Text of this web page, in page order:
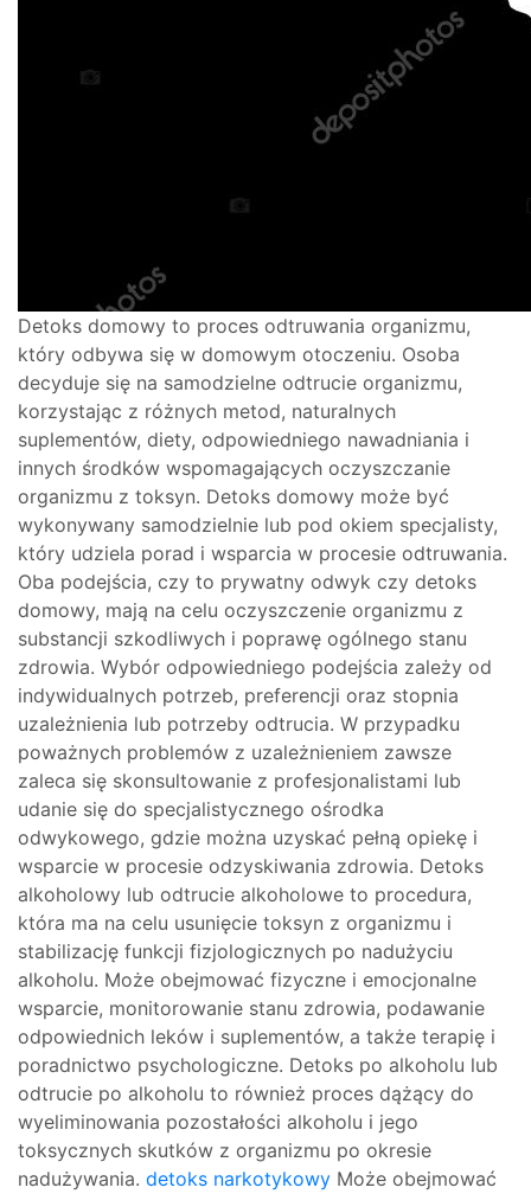
Detoks domowy to proces odtruwania organizmu,
który odbywa się w domowym otoczeniu. Osoba
decyduje się na samodzielne odtrucie organizmu,
korzystając z różnych metod, naturalnych
suplementów, diety, odpowiedniego nawadniania i
innych środków wspomagających oczyszczanie
organizmu z toksyn. Detoks domowy może być
wykonywany samodzielnie lub pod okiem specjalisty,
który udziela porad i wsparcia w procesie odtruwania.
Oba podejścia, czy to prywatny odwyk czy detoks
domowy, mają na celu oczyszczenie organizmu z
substancji szkodliwych i poprawę ogólnego stanu
zdrowia. Wybór odpowiedniego podejścia zależy od
indywidualnych potrzeb, preferencji oraz stopnia
uzależnienia lub potrzeby odtrucia. W przypadku
poważnych problemów z uzależnieniem zawsze
zaleca się skonsultowanie z profesjonalistami lub
udanie się do specjalistycznego ośrodka
odwykowego, gdzie można uzyskać pełną opiekę i
wsparcie w procesie odzyskiwania zdrowia. Detoks
alkoholowy lub odtrucie alkoholowe to procedura,
która ma na celu usunięcie toksyn z organizmu i
stabilizację funkcji fizjologicznych po nadużyciu
alkoholu. Może obejmować fizyczne i emocjonalne
wsparcie, monitorowanie stanu zdrowia, podawanie
odpowiednich leków i suplementów, a także terapię i
poradnictwo psychologiczne. Detoks po alkoholu lub
odtrucie po alkoholu to również proces dążący do
wyeliminowania pozostałości alkoholu i jego
toksycznych skutków z organizmu po okresie
nadużywania. detoks narkotykowy Może obejmować